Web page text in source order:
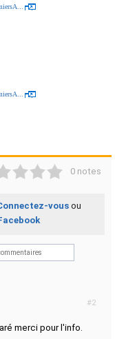
0 notes
vousou
#2
merci pour l'info.